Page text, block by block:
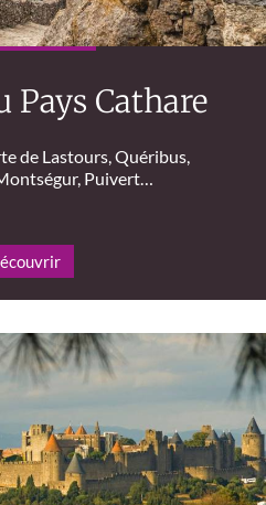
Pays Cathare
de Lastours, Quéribus,
Puivert…